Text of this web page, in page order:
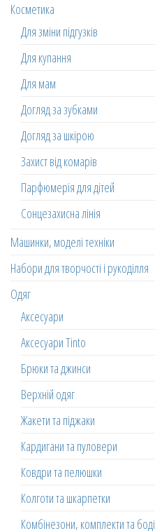
Косметика
Для зміни підгузків
Для купання
Для мам
Догляд за зубками
Догляд за шкірою
Захист від комарів
Парфюмерія для дітей
Сонцезахисна лінія
Машинки, моделі техніки
Набори для творчості і рукоділля
Одяг
Аксесуари
Аксесуари Tinto
Брюки та джинси
Верхній одяг
Жакети та піджаки
Кардигани та пуловери
Ковдри та пелюшки
Колготи та шкарпетки
Комбінезони, комплекти та боді